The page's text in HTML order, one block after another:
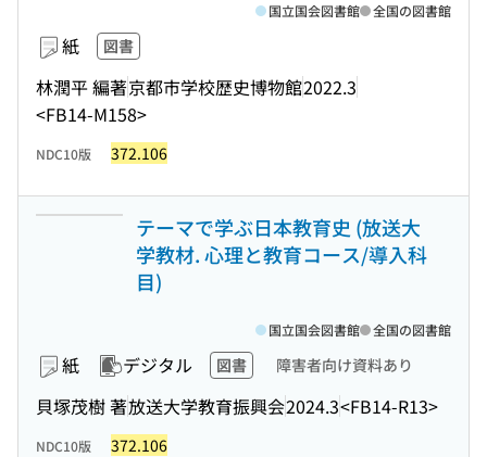
紙 図書
林潤平 編著京都市学校歴史博物館2022.3
<FB14-M158>
国立国会図書館 全国の図書館
NDC10版 372.106
テーマで学ぶ日本教育史 (放送大
学教材. 心理と教育コース/導入科
目)
紙 デジタル 図書 障害者向け資料あり
貝塚茂樹 著放送大学教育振興会2024.3<FB14-R13>
国立国会図書館 全国の図書館
NDC10版 372.106